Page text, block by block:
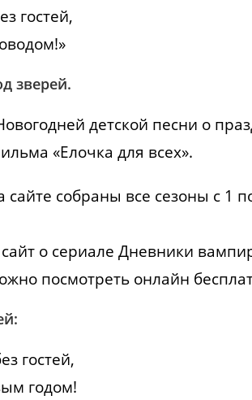
гостей,
зверей.
детской песни о
«Елочка для всех».
собраны все сезоны с 1
о сериале Дневники
посмотреть онлайн
гостей,
годом!